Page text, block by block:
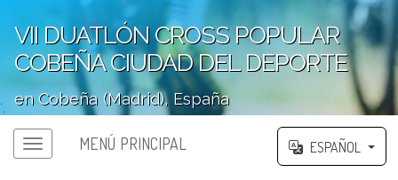
VII DUATLÓN CROSS POPULAR
COBEÑA CIUDAD DEL DEPORTE
en Cobeña (Madrid), España
';
MENÚ PRINCIPAL ESPAÑOL